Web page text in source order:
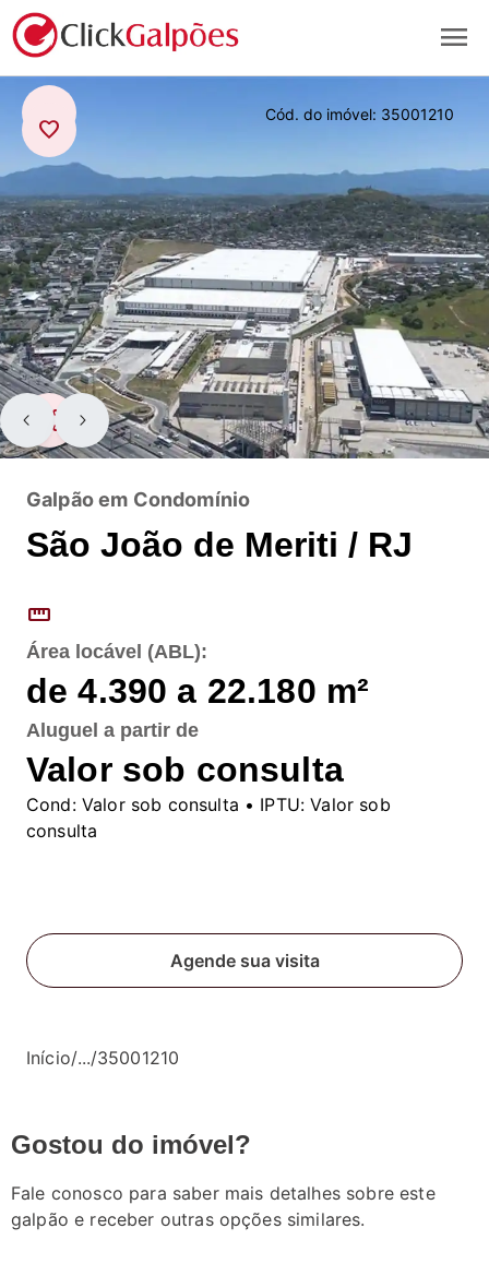
menu
Galpão em Condomínio
São João de Meriti / RJ
straighten
Área locável (ABL):
de 4.390 a 22.180 m²
Aluguel a partir de
Valor sob consulta
Cond:Valor sob consulta • IPTU: Valor sob
consulta
Agende sua visita
Cód. do imóvel: 35001210
favorite
arrow_back
Início/.../35001210
Gostou do imóvel?
Fale conosco para saber mais detalhes sobre este
galpão e receber outras opções similares.